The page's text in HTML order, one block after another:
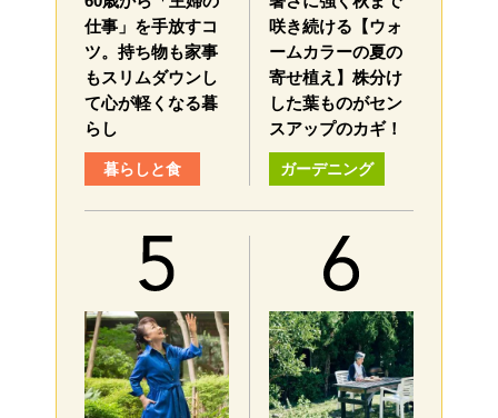
仕事」を手放すコ
ツ。持ち物も家事
もスリムダウンし
て心が軽くなる暮
らし
暮らしと食
咲き続ける【ウォ
ームカラーの夏の
寄せ植え】株分け
した葉ものがセン
スアップのカギ！
ガーデニング